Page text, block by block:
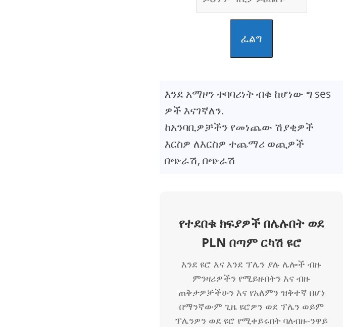
ፈልግ
እንደ አማዞን ተባባሪነት ብቁ ከሆነው ግ ses
ዎች እናገኛለን.
ከአንባቢዎቻችን የመነጨው ሽያቂዎች
እርስዎ ለእርስዎ ተጨማሪ ወጪዎች
በጭራሽ, በጭራሽ
የተደበቁ ክፍያዎች በሌሉበት ወደ
PLN በጣም ርካሽ ዩሮ
እንደ ዩሮ እና እንደ ፕሌን ያሉ ሌሎች ብዙ
ምንዛሪዎችን የሚይዙበትን እና ብዙ
ጠቅታዎቻችሁን እና የአለምን ዝቅተኛ በሆነ
በማንኛውም ጊዜ ዩሮዎን ወደ ፕሌን ወይም
ፕሌንዎን ወደ ዩሮ የሚቀይሩበት ባለብዙ-ንዋይ